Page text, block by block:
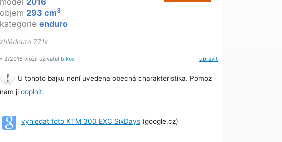
objem 293 cm3
kategorieenduro
zhlédnuto 771x
upravit
» 2/2016 vložil uživatel bikes
U tohoto bajku není uvedena obecná charakteristika. Pomoz
nám jidoplnit.
vyhledat foto KTM 300 EXC SixDays (google.cz)